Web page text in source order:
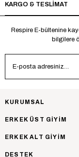
*Made in Türkiye
KARGO & TESLİMAT
Respire E-bültenine
bilgilere
KURUMSAL
ERKEK ÜST GİYİM
ERKEK ALT GİYİM
DESTEK